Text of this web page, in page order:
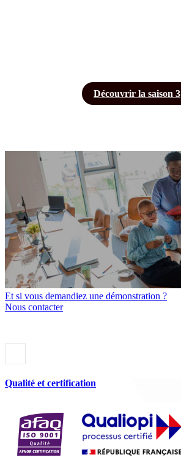
Découvrir la saison 3
Et si vous demandiez une démonstration ?
Nous contacter
Qualité et certification